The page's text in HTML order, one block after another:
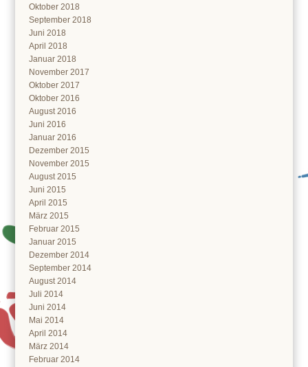
Oktober 2018
September 2018
Juni 2018
April 2018
Januar 2018
November 2017
Oktober 2017
Oktober 2016
August 2016
Juni 2016
Januar 2016
Dezember 2015
November 2015
August 2015
Juni 2015
April 2015
März 2015
Februar 2015
Januar 2015
Dezember 2014
September 2014
August 2014
Juli 2014
Juni 2014
Mai 2014
April 2014
März 2014
Februar 2014